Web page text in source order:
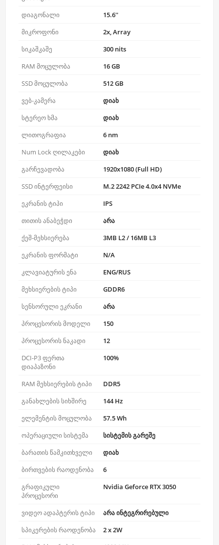
დიაგონალი
15.6''
მიკროფონი
2x, Array
სიკაშკაშე
300 nits
RAM მოცულობა
16 GB
SSD მოცულობა
512 GB
ვებ-კამერა
დიახ
სტერეო ხმა
დიახ
ლითოგრაფია
6 nm
Num Lock ღილაკები
დიახ
გარჩევადობა
1920x1080 (Full HD)
SSD ინტერფეისი
M.2 2242 PCIe 4.0x4 NVMe
ეკრანის ტიპი
IPS
თითის ანაბეჭდი
არა
ქეშ-მეხსიერება
3MB L2 / 16MB L3
ეკრანის ფორმატი
N/A
კლავიატურის ენა
ENG/RUS
მეხსიერების ტიპი
GDDR6
სენსორული ეკრანი
არა
პროცესორის მოდელი
150
პროცესორის ნაკადი
12
DCI-P3 ფერთა
დიაპაზონი
100%
RAM მეხსიერების ტიპი
DDR5
განახლების სიხშირე
144 Hz
ელემენტის მოცულობა
57.5 Wh
ოპერაციული სისტემა
სისტემის გარეშე
ბარათის წამკითხველი
დიახ
ბირთვების რაოდენობა
6
გრაფიკული
პროცესორი
Nvidia Geforce RTX 3050
ვიდეო ადაპტერის ტიპი
არა ინტეგრირებული
სპიკერების რაოდენობა
2 x 2W